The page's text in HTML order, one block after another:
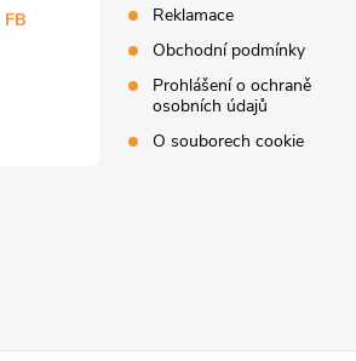
Reklamace
Obchodní podmínky
Prohlášení o ochraně
osobních údajů
O souborech cookie